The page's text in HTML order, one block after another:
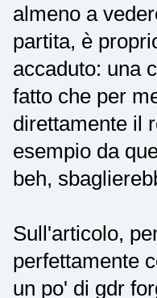
almeno a
partita, è
accaduto: una
fatto che per
direttamente il
esempio da
beh,
Sull'articolo,
perfettamente
un po' di gdr